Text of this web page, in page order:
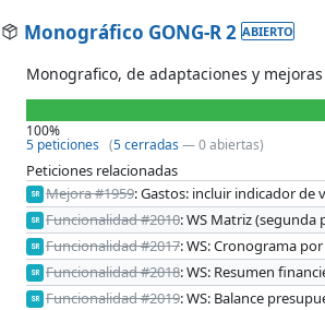
Monográfico GONG-R 2 ABIERTO
Monografico, de adaptaciones y
100%
5 peticiones (5 cerradas— 0 abiertas)
Peticiones relacionadas
SR Mejora #1959: Gastos: incluir indicador de
SR Funcionalidad #2010: WS Matriz (segunda
SR Funcionalidad #2017: WS: Cronograma
SR Funcionalidad #2018: WS: Resumen
SR Funcionalidad #2019: WS: Balance